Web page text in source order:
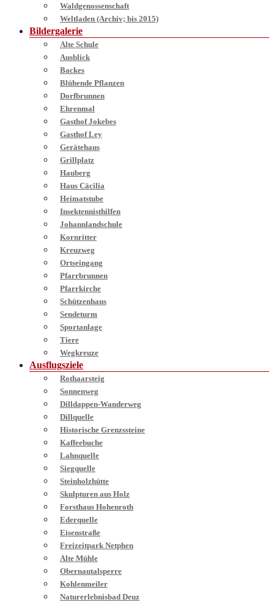
Waldgenossenschaft
Weltladen (Archiv; bis 2015)
Bildergalerie
Alte Schule
Ausblick
Backes
Blühende Pflanzen
Dorfbrunnen
Ehrenmal
Gasthof Jokebes
Gasthof Ley
Gerätehaus
Grillplatz
Hauberg
Haus Cäcilia
Heimatstube
Insektennisthilfen
Johannlandschule
Kornritter
Kreuzweg
Ortseingang
Pfarrbrunnen
Pfarrkirche
Schützenhaus
Sendeturm
Sportanlage
Tiere
Wegkreuze
Ausflugsziele
Rothaarsteig
Sonnenweg
Dilldappen-Wanderweg
Dillquelle
Historische Grenzssteine
Kaffeebuche
Lahnquelle
Siegquelle
Steinholzhütte
Skulpturen aus Holz
Forsthaus Hohenroth
Ederquelle
Eisenstraße
Freizeitpark Netphen
Alte Mühle
Obernautalsperre
Kohlenmeiler
Naturerlebnisbad Deuz